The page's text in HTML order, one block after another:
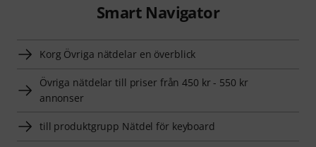
Smart Navigator
Korg Övriga nätdelar en överblick
Övriga nätdelar till priser från 450 kr - 550 kr
annonser
till produktgrupp Nätdel för keyboard